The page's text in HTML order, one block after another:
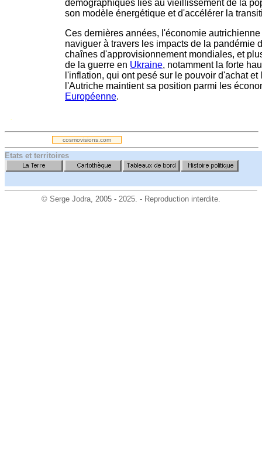
démographiques liés au vieillissement de la
son modèle énergétique et d'accélérer la
Ces dernières années, l'économie
naviguer à travers les impacts de la pandémie
chaînes d'approvisionnement mondiales, et
de la guerre en Ukraine, notamment la forte
l'inflation, qui ont pesé sur le pouvoir d'achat
l'Autriche maintient sa position parmi les
Européenne.
.
cosmovisions.com
Etats et territoires
© Serge Jodra, 2005 - 2025. - Reproduction interdite.